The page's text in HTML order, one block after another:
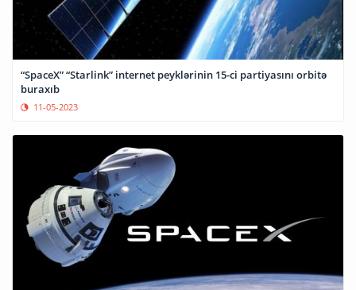
“SpaceX” “Starlink” internet peyklərinin 15-ci partiyasını orbitə
buraxıb
11-05-2023